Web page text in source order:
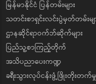
မြန်မာနိုင်ငံ ပြန်တမ်းများ
သတင်းစာရှင်းလင်းပွဲမှတ်တမ်းမျ
ဌာနဆိုင်ရာဝက်ဘ်ဆိုက်များ
ပြည်သူ့စာကြည့်တိုက်
အသိပညာပေးကဏ္ဍ
ခရီးသွားလုပ်ငန်းဖွံ့ဖြိုးတိုးတက်